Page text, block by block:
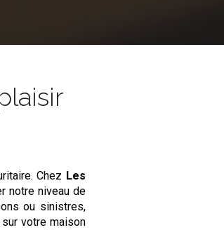
Chez Les
notre niveau de
ou sinistres,
votre maison